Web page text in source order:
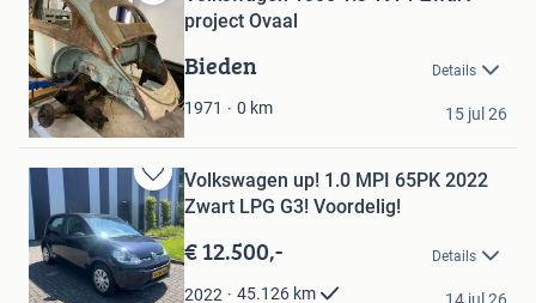
Bewaren
in
Mijn
Favorieten
project Ovaal
Bieden Details
1971 0 km
van boxtel
Valkenswaard
15 jul 26
Bewaren
in
Mijn
Favorieten
Volkswagen up! 1.0 MPI 65PK 2022
Zwart LPG G3! Voordelig!
€ 12.500,- Details
2022 45.126 km
juan